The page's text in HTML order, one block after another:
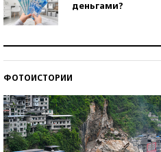
деньгами?
ФОТОИСТОРИИ